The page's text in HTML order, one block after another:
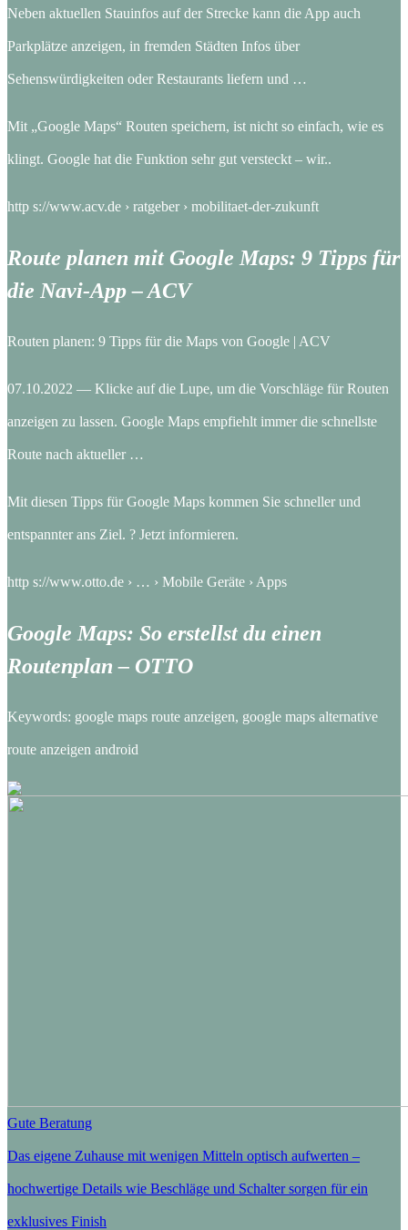
Neben aktuellen Stauinfos auf der Strecke kann die App auch
Parkplätze anzeigen, in fremden Städten Infos über
Sehenswürdigkeiten oder Restaurants liefern und …
Mit „Google Maps“ Routen speichern, ist nicht so einfach, wie es
klingt. Google hat die Funktion sehr gut versteckt – wir..
http s://www.acv.de › ratgeber › mobilitaet-der-zukunft
Route planen mit Google Maps: 9 Tipps für
die Navi-App – ACV
Routen planen: 9 Tipps für die Maps von Google | ACV
07.10.2022 — Klicke auf die Lupe, um die Vorschläge für Routen
anzeigen zu lassen. Google Maps empfiehlt immer die schnellste
Route nach aktueller …
Mit diesen Tipps für Google Maps kommen Sie schneller und
entspannter ans Ziel. ? Jetzt informieren.
http s://www.otto.de › … › Mobile Geräte › Apps
Google Maps: So erstellst du einen
Routenplan – OTTO
Keywords: google maps route anzeigen, google maps alternative
route anzeigen android
Gute Beratung
Das eigene Zuhause mit wenigen Mitteln optisch aufwerten –
hochwertige Details wie Beschläge und Schalter sorgen für ein
exklusives Finish